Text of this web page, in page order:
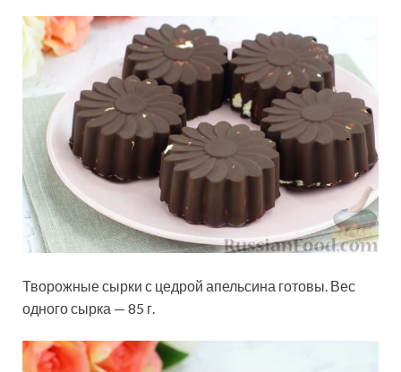
Творожные сырки с цедрой апельсина готовы. Вес
одного сырка — 85 г.